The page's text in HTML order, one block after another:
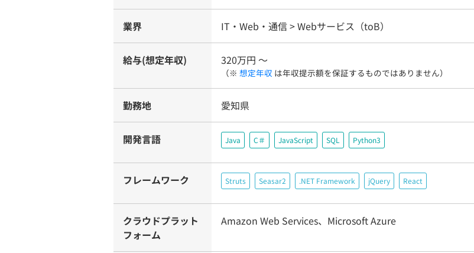
業界 IT・Web・通信 > Webサービス（toB）
給与(想定年収) 320万円 〜
（※ 想定年収 は年収提示額を保証するものではありません）
勤務地 愛知県
開発言語 Java C＃ JavaScript SQL Python3
フレームワーク Struts Seasar2 .NET Framework jQuery React
クラウドプラット
フォーム
Amazon Web Services、Microsoft Azure